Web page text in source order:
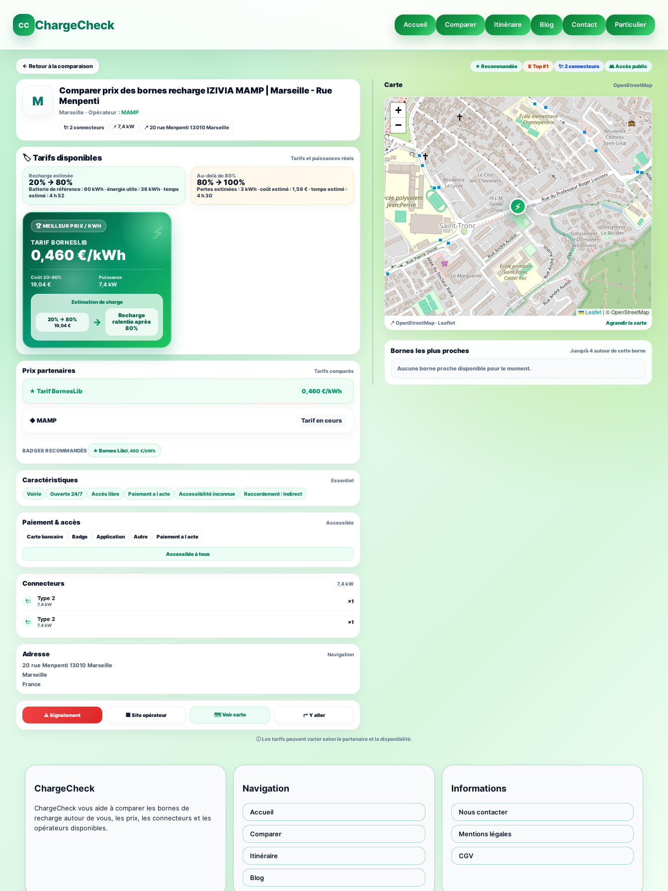
CC ChargeCheck Accueil Comparer Itinéraire Blog Contact Particulier
← Retour à la comparaison ★ Recommandée ♛ Top #1 🔌 2 connecteurs 👥 Accès public
M
Comparer prix des bornes recharge IZIVIA MAMP | Marseille - Rue
Menpenti
Marseille · Opérateur : MAMP
🔌 2 connecteurs ⚡ 7,4 kW 📍 20 rue Menpenti 13010 Marseille
Carte OpenStreetMap
⚡
+
−
Leaflet | © OpenStreetMap
📍 OpenStreetMap · Leaflet Agrandir la carte
Bornes les plus proches Jusqu’à 4 autour de cette borne
Aucune borne proche disponible pour le moment.
🏷️ Tarifs disponibles Tarifs et puissances réels
Recharge estimée
20% → 80%
Batterie de référence : 60 kWh · énergie utile : 36 kWh · temps
estimé : 4 h 52
Au-delà de 80%
80% → 100%
Pertes estimées : 3 kWh · coût estimé : 1,59 € · temps estimé :
4 h 30
🏆 MEILLEUR PRIX / KWH
TARIF BORNESLIB
0,460 €/kWh
Coût 20–80%
19,04 €
Puissance
7,4 kW
Estimation de charge
20% → 80%
19,04 € →
Recharge
ralentie après
80%
Prix partenaires Tarifs comparés
★ Tarif BornesLib 0,460 €/kWh
◆ MAMP Tarif en cours
BADGES RECOMMANDÉS ★ Bornes Lib0,460 €/kWh
⚠ Signalement 🏢 Site opérateur 🗺 Voir carte ↱ Y aller
Caractéristiques Essentiel
Voirie Ouverte 24/7 Accès libre Paiement a l acte Accessibilité inconnue Raccordement : Indirect
Connecteurs 7,4 kW
🔌 Type 2
7.4 kW
×1
🔌 Type 2
7.4 kW
×1
Paiement & accès Accessible
Carte bancaire Badge Application Autre Paiement a l acte
Accessible à tous
Adresse Navigation
20 rue Menpenti 13010 Marseille
Marseille
France
ⓘ Les tarifs peuvent varier selon le partenaire et la disponibilité.
ChargeCheck
ChargeCheck vous aide à comparer les bornes de
recharge autour de vous, les prix, les connecteurs et les
opérateurs disponibles.
Navigation
Accueil
Comparer
Itinéraire
Blog
Informations
Nous contacter
Mentions légales
CGV